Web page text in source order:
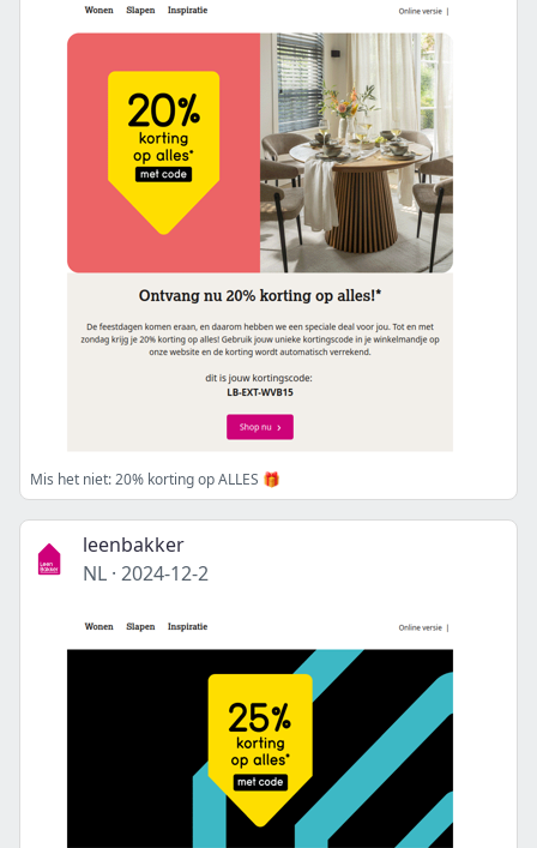
Mis het niet: 20% korting op ALLES 🎁
leenbakker
NL · 2024-12-2